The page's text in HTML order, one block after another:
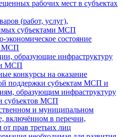
рабочих мест в субъектах
(работ, услуг),
субъектами МСП
экономическое состояние
МСП
образующие инфраструктуру
МСП
конкурсы на оказание
поддержки субъектам МСП и
образующим инфраструктуру
субъектов МСП
и муниципальном
включённом в перечни,
от прав третьих лиц